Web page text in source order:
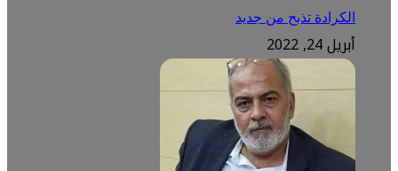
الكرادة تذبح من جديد
أبريل 24, 2022